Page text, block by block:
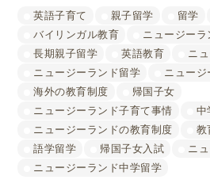
英語子育て 親子留学 留学
バイリンガル教育
ニュージー
長期親子留学
英語教育
ニ
ニュージーランド留学
ニュージ
海外の教育制度
帰国子女
ニュージーランド子育て事情
中
ニュージーランドの教育制度
教
語学留学
帰国子女入試
ニ
ニュージーランド中学留学